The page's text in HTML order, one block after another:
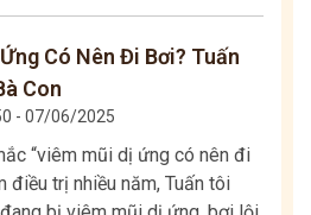
Có Nên Đi Bơi? Tuấn
Con
- 07/06/2025
“viêm mũi dị ứng có nên đi
điều trị nhiều năm, Tuấn tôi